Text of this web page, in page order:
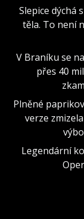
Slepice dýchá
těla. To není
V Braníku se
přes 40
Plněné
verze
Legendární